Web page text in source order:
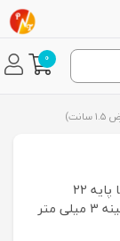
0
شینه مسی ارت 10 پیچ ، ساخت ایران طول شینه با پایه 22
سانتیمتر ،عرض شینه 1/5 سانتیمتر و ضخامت شینه 3 میلی متر